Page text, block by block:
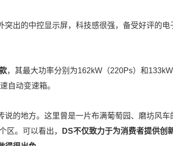
出的中控显示屏，科技感很强，备受好评的电
，其最大功率分别为162kW（220Ps）和
自动变速箱。
的地方。这里曾是一片布满葡萄园、磨坊风车
区。可以看出，
DS不仅致力于为消费者提供创新